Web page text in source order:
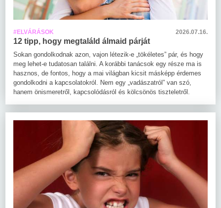
#ELVÁRÁSOK 2026.07.16.
12 tipp, hogy megtaláld álmaid párját
Sokan gondolkodnak azon, vajon létezik-e „tökéletes” pár, és hogy
meg lehet-e tudatosan találni. A korábbi tanácsok egy része ma is
hasznos, de fontos, hogy a mai világban kicsit másképp érdemes
gondolkodni a kapcsolatokról. Nem egy „vadászatról” van szó,
hanem önismeretről, kapcsolódásról és kölcsönös tiszteletről.